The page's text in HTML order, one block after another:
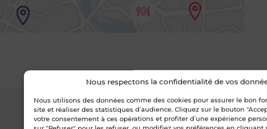
Nous respectons la confidentialité de vos
Nous utilisons des données comme des cookies pour assurer le bon
site et réaliser des statistiques d’audience. Cliquez sur le bouton
votre consentement à ces opérations et profiter d’une expérience
Indice d'émission de gaz à effet de
serre (GES)